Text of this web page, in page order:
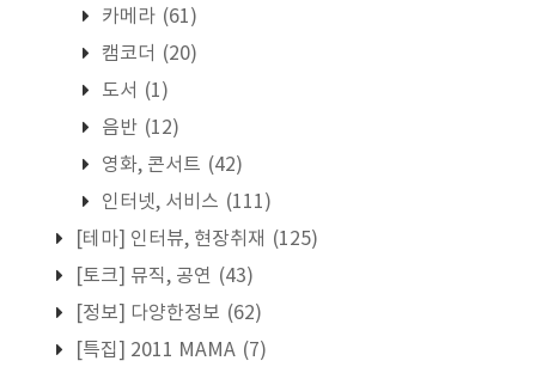
카메라 (61)
캠코더 (20)
도서 (1)
음반 (12)
영화, 콘서트 (42)
인터넷, 서비스 (111)
[테마] 인터뷰, 현장취재 (125)
[토크] 뮤직, 공연 (43)
[정보] 다양한정보 (62)
[특집] 2011 MAMA (7)